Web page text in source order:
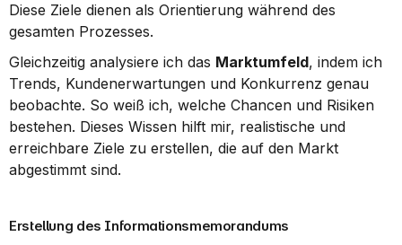
Diese Ziele dienen als Orientierung während des
gesamten Prozesses.
Gleichzeitig analysiere ich das Marktumfeld, indem ich
Trends, Kundenerwartungen und Konkurrenz genau
beobachte. So weiß ich, welche Chancen und Risiken
bestehen. Dieses Wissen hilft mir, realistische und
erreichbare Ziele zu erstellen, die auf den Markt
abgestimmt sind.
Erstellung des Informationsmemorandums